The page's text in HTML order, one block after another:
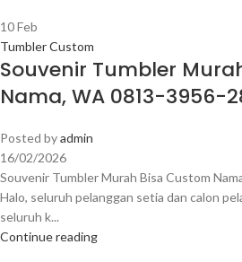
10Feb
Tumbler Custom
Souvenir Tumbler
Nama, WA 0813-3956-
Posted byadmin
16/02/2026
Souvenir Tumbler Murah Bisa Custom
Halo, seluruh pelanggan setia dan calon
seluruh k...
Continue reading